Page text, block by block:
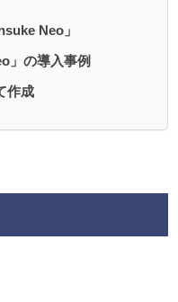
Neo」
」の導入事例
作成